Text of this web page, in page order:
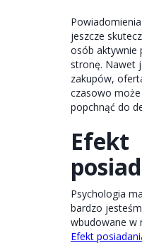
jeszcze
osób aktywnie
stronę. Nawet
zakupów,
czasowo
popchnąć do
Efekt
Psychologia
bardzo
wbudowane w
Efekt